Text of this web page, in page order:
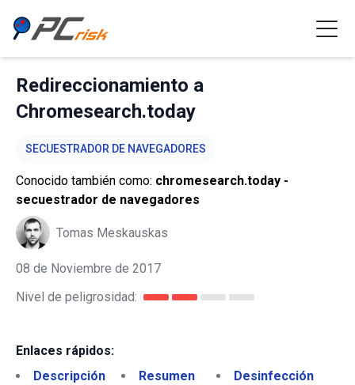
Redireccionamiento a
Chromesearch.today
SECUESTRADOR DE NAVEGADORES
Conocido también como: chromesearch.today -
secuestrador de navegadores
Tomas Meskauskas
08 de Noviembre de 2017
Nivel de peligrosidad:
Enlaces rápidos:
Descripción
Resumen
Desinfección